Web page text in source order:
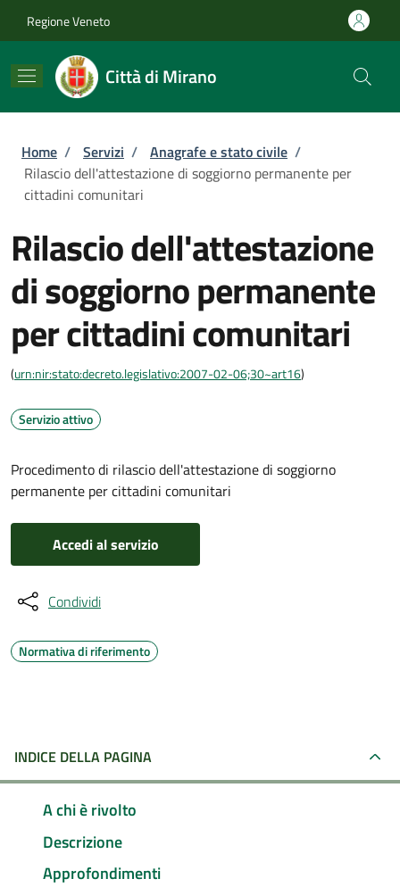
Regione Veneto
Città di Mirano
Briciole di pane
Home / Servizi / Anagrafe e stato civile /
Rilascio dell'attestazione di soggiorno permanente per
cittadini comunitari
Rilascio dell'attestazione
di soggiorno permanente
per cittadini comunitari
(urn:nir:stato:decreto.legislativo:2007-02-06;30~art16)
Servizio attivo
Procedimento di rilascio dell'attestazione di soggiorno
permanente per cittadini comunitari
Accedi al servizio
Condividi
Normativa di riferimento
INDICE DELLA PAGINA
A chi è rivolto
Descrizione
Approfondimenti